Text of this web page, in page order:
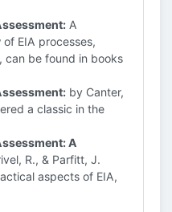
A
EIA processes,
can be found in books
by Canter,
a classic in the
A
R., & Parfitt, J.
aspects of EIA,